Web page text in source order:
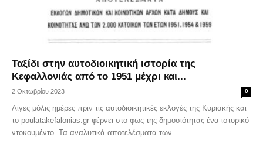
Ταξίδι στην αυτοδιοικητική ιστορία της
Κεφαλλονιάς από το 1951 μέχρι και...
2 Οκτωβρίου 2023 0
Λίγες μόλις ημέρες πριν τις αυτοδιοικητικές εκλογές της Κυριακής και
το poulatakefalonias.gr φέρνει στο φως της δημοσιότητας ένα ιστορικό
ντοκουμέντο. Τα αναλυτικά αποτελέσματα των...